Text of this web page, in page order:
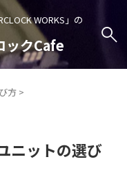
WORKS」の
ックCafe
方 >
ニットの選び